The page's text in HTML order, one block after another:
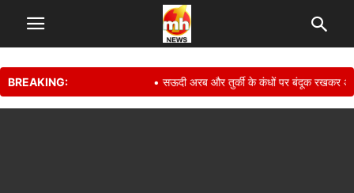
BREAKING: • सऊदी अरब और तुर्की के कंधों पर बंदूक रखकर अपनी